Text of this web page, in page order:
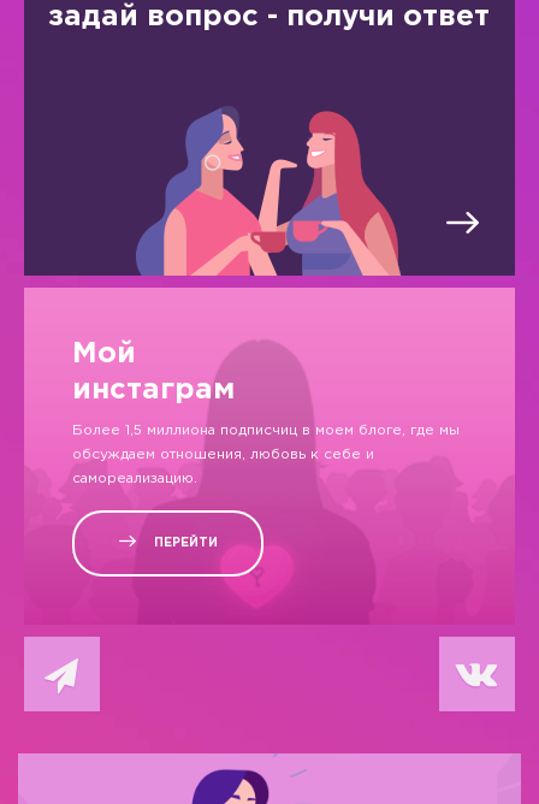
задай вопрос - получи ответ
Мой
инстаграм
Более 1,5 миллиона подписчиц в моем блоге, где мы
обсуждаем отношения, любовь к себе и
самореализацию.
ПЕРЕЙТИ